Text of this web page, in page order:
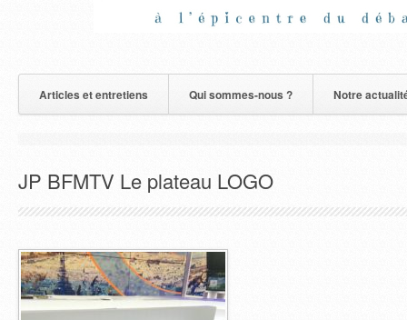
Articles et entretiens Qui sommes-nous ? Notre
JP BFMTV Le plateau LOGO